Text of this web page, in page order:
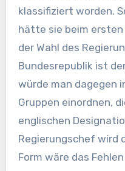
klassifiziert worden.
hätte sie beim ersten
der Wahl des
Bundesrepublik ist
würde man dagegen
Gruppen einordnen,
englischen
Regierungschef wird
Form wäre das